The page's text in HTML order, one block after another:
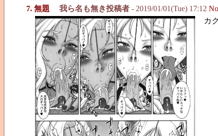
7. 無題 我ら名も無き投稿者 - 2019/01/01(Tue) 17:12
カ